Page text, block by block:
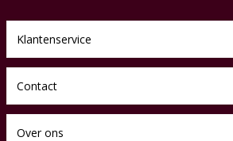
Klantenservice
Contact
Over ons